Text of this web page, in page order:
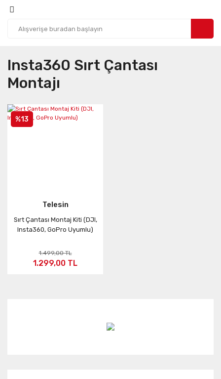
Insta360 Sırt Çantası
Montajı
%13
Telesin
Sırt Çantası Montaj Kiti (DJI,
Insta360, GoPro Uyumlu)
1.499,00 TL
1.299,00 TL